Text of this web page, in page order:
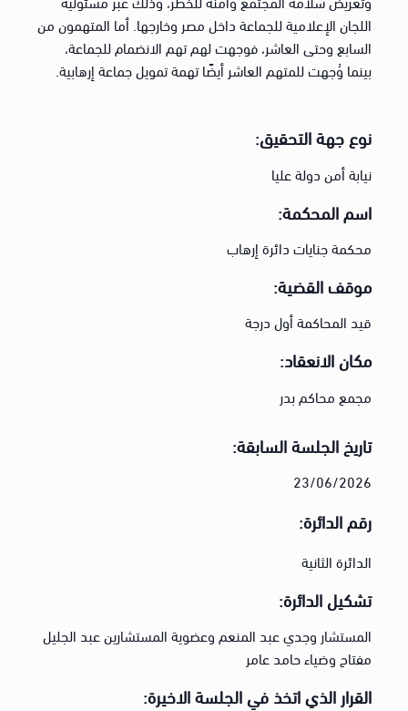
اللجان الإعلامية للجماعة داخل مصر وخارجها. أما المتهمون من
السابع وحتى العاشر، فوجهت لهم تهم الانضمام للجماعة،
بينما وُجهت للمتهم العاشر أيضًا تهمة تمويل جماعة إرهابية.
نوع جهة التحقيق:
نيابة أمن دولة عليا
اسم المحكمة:
محكمة جنايات دائرة إرهاب
موقف القضية:
قيد المحاكمة أول درجة
مكان الانعقاد:
مجمع محاكم بدر
تاريخ الجلسة السابقة:
23/06/2026
رقم الدائرة:
الدائرة الثانية
تشكيل الدائرة:
المستشار وجدي عبد المنعم وعضوية المستشارين عبد الجليل
مفتاح وضياء حامد عامر
القرار الذي اتخذ في الجلسة الاخيرة: